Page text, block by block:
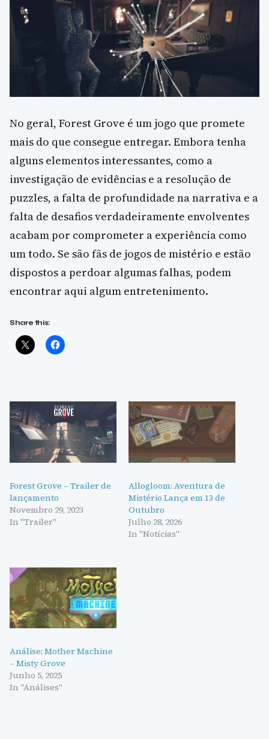
No geral, Forest Grove é um jogo que promete
mais do que consegue entregar. Embora tenha
alguns elementos interessantes, como a
investigação de evidências e a resolução de
puzzles, a falta de profundidade na narrativa e a
falta de desafios verdadeiramente envolventes
acabam por comprometer a experiência como
um todo. Se são fãs de jogos de mistério e estão
dispostos a perdoar algumas falhas, podem
encontrar aqui algum entretenimento.
Share this:
Forest Grove – Trailer de
lançamento
Novembro 29, 2023
In "Trailer"
Allogloom: Aventura de
Mistério Lança em 13 de
Outubro
Julho 28, 2026
In "Notícias"
Análise: Mother Machine
– Misty Grove
Junho 5, 2025
In "Análises"